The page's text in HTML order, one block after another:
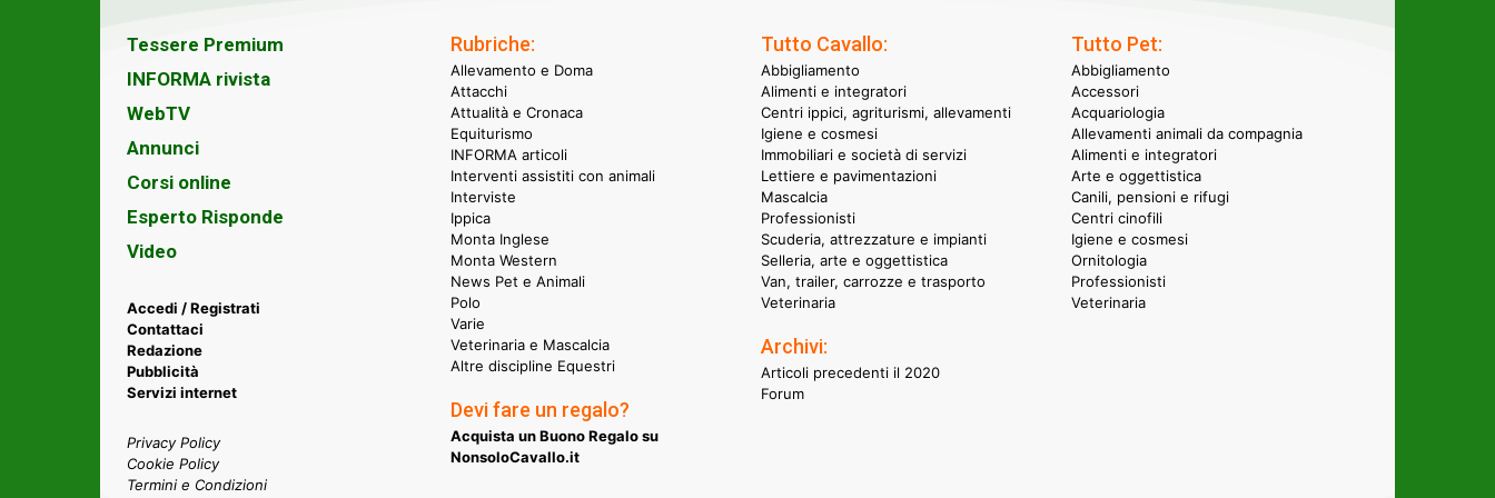
Tessere Premium
INFORMA rivista
WebTV
Annunci
Corsi online
Esperto Risponde
Video
Accedi / Registrati
Contattaci
Redazione
Pubblicità
Servizi internet
Privacy Policy
Cookie Policy
Termini e Condizioni
Rubriche:
Allevamento e Doma
Attacchi
Attualità e Cronaca
Equiturismo
INFORMA articoli
Interventi assistiti con animali
Interviste
Ippica
Monta Inglese
Monta Western
News Pet e Animali
Polo
Varie
Veterinaria e Mascalcia
Altre discipline Equestri
Devi fare un regalo?
Acquista un Buono Regalo su
NonsoloCavallo.it
Tutto Cavallo:
Abbigliamento
Alimenti e integratori
Centri ippici, agriturismi, allevamenti
Igiene e cosmesi
Immobiliari e società di servizi
Lettiere e pavimentazioni
Mascalcia
Professionisti
Scuderia, attrezzature e impianti
Selleria, arte e oggettistica
Van, trailer, carrozze e trasporto
Veterinaria
Archivi:
Articoli precedenti il 2020
Forum
Tutto Pet:
Abbigliamento
Accessori
Acquariologia
Allevamenti animali da compagnia
Alimenti e integratori
Arte e oggettistica
Canili, pensioni e rifugi
Centri cinofili
Igiene e cosmesi
Ornitologia
Professionisti
Veterinaria